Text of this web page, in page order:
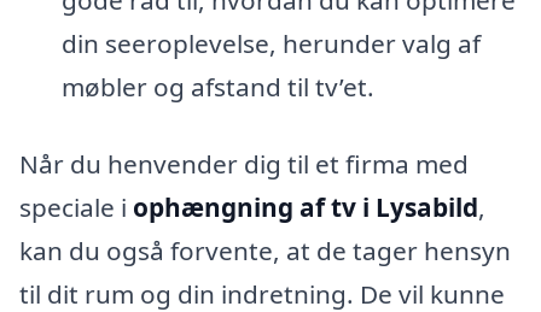
din seeroplevelse, herunder valg af
møbler og afstand til tv’et.
Når du henvender dig til et firma med
speciale i ophængning af tv i Lysabild,
kan du også forvente, at de tager hensyn
til dit rum og din indretning. De vil kunne